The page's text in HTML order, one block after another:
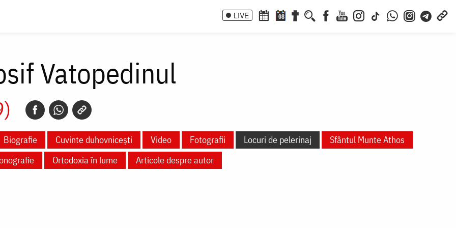
LIVE 08
Vatopedinul
Biografie Cuvinte duhovnicești Video Fotografii Locuri de pelerinaj
Sfântul Munte Athos
Ortodoxia în lume Articole despre autor